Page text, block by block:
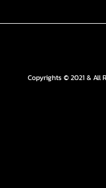
Copyrights © 2021 & All